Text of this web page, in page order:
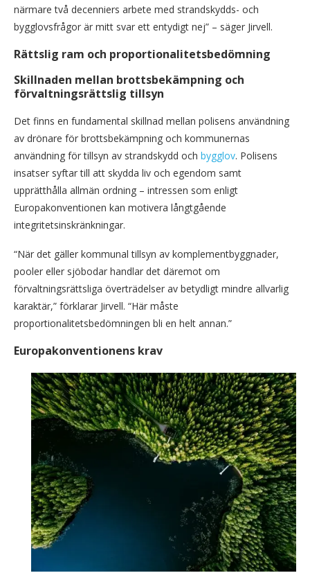
närmare två decenniers arbete med strandskydds- och
bygglovsfrågor är mitt svar ett entydigt nej” – säger Jirvell.
Rättslig ram och proportionalitetsbedömning
Skillnaden mellan brottsbekämpning och
förvaltningsrättslig tillsyn
Det finns en fundamental skillnad mellan polisens användning
av drönare för brottsbekämpning och kommunernas
användning för tillsyn av strandskydd och bygglov. Polisens
insatser syftar till att skydda liv och egendom samt
upprätthålla allmän ordning – intressen som enligt
Europakonventionen kan motivera långtgående
integritetsinskränkningar.
“När det gäller kommunal tillsyn av komplementbyggnader,
pooler eller sjöbodar handlar det däremot om
förvaltningsrättsliga överträdelser av betydligt mindre allvarlig
karaktär,” förklarar Jirvell. “Här måste
proportionalitetsbedömningen bli en helt annan.”
Europakonventionens krav